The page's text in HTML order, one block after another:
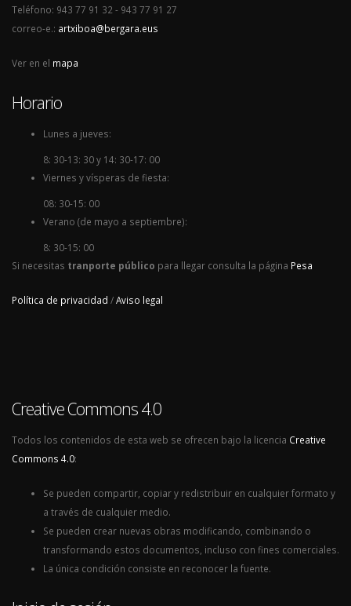
Teléfono: 943 77 91 32 - 943 77 91 27
correo-e.: artxiboa@bergara.eus
Ver en el mapa
Horario
Lunes a jueves:
8: 30-13: 30 y 14: 30-17: 00
Viernes y vísperas de fiesta:
08: 30-15: 00
Verano (de mayo a septiembre):
8: 30-15: 00
Si necesitas tranporte público para llegar consulta la página Pesa
Política de privacidad /Aviso legal
Creative Commons 4.0
Todos los contenidos de esta web se ofrecen bajo la licencia Creative
Commons 4.0:
Se pueden compartir, copiar y redistribuir en cualquier formato y
a través de cualquier medio.
Se pueden crear nuevas obras modificando, combinando o
transformando estos documentos, incluso con fines comerciales.
La única condición consiste en reconocer la fuente.